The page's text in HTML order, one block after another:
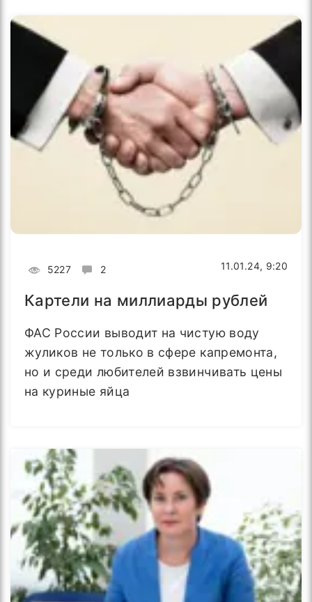
5227 2 11.01.24, 9:20
Картели на миллиарды рублей
ФАС России выводит на чистую воду
жуликов не только в сфере капремонта,
но и среди любителей взвинчивать цены
на куриные яйца